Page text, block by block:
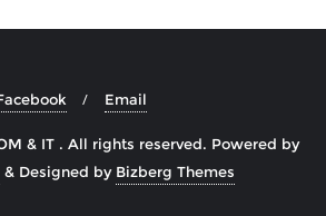
Email
& IT . All rights reserved. Powered by
& Designed by Bizberg Themes